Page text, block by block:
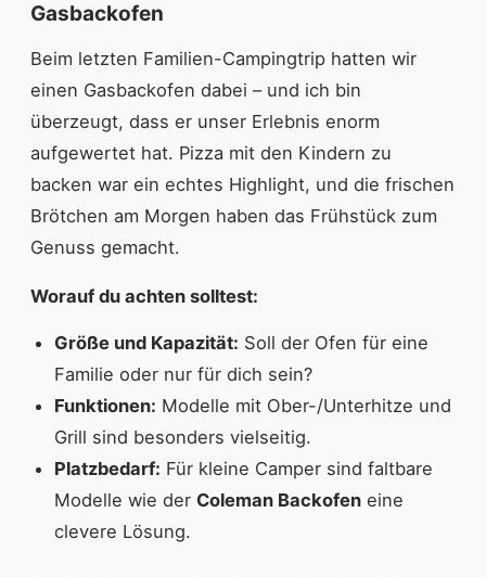
Gasbackofen
Beim letzten Familien-Campingtrip hatten wir
einen Gasbackofen dabei – und ich bin
überzeugt, dass er unser Erlebnis enorm
aufgewertet hat. Pizza mit den Kindern zu
backen war ein echtes Highlight, und die frischen
Brötchen am Morgen haben das Frühstück zum
Genuss gemacht.
Worauf du achten solltest:
Größe und Kapazität: Soll der Ofen für eine
Familie oder nur für dich sein?
Funktionen: Modelle mit Ober-/Unterhitze und
Grill sind besonders vielseitig.
Platzbedarf: Für kleine Camper sind faltbare
Modelle wie der Coleman Backofen eine
clevere Lösung.